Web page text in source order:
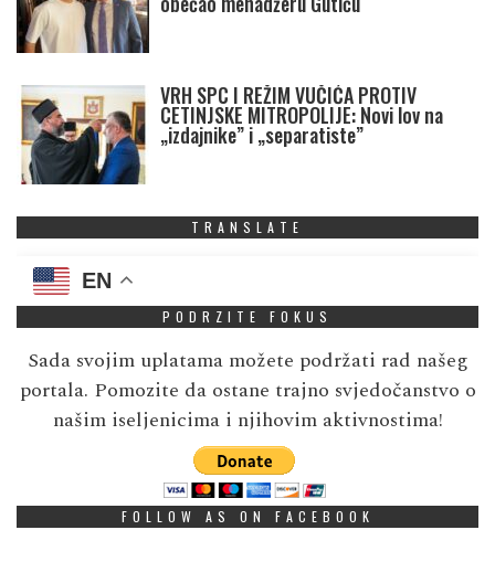
VRH SPC I REŽIM VUČIĆA PROTIV
CETINJSKE MITROPOLIJE: Novi lov na
„izdajnike” i „separatiste”
TRANSLATE
EN
PODRZITE FOKUS
Sada svojim uplatama možete podržati rad našeg
portala. Pomozite da ostane trajno svjedočanstvo o
našim iseljenicima i njihovim aktivnostima!
FOLLOW AS ON FACEBOOK